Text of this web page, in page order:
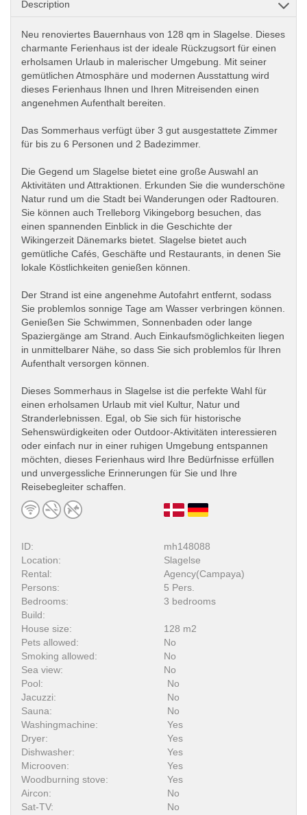
Description
Neu renoviertes Bauernhaus von 128 qm in Slagelse. Dieses
charmante Ferienhaus ist der ideale Rückzugsort für einen
erholsamen Urlaub in malerischer Umgebung. Mit seiner
gemütlichen Atmosphäre und modernen Ausstattung wird
dieses Ferienhaus Ihnen und Ihren Mitreisenden einen
angenehmen Aufenthalt bereiten.
Das Sommerhaus verfügt über 3 gut ausgestattete Zimmer
für bis zu 6 Personen und 2 Badezimmer.
Die Gegend um Slagelse bietet eine große Auswahl an
Aktivitäten und Attraktionen. Erkunden Sie die wunderschöne
Natur rund um die Stadt bei Wanderungen oder Radtouren.
Sie können auch Trelleborg Vikingeborg besuchen, das
einen spannenden Einblick in die Geschichte der
Wikingerzeit Dänemarks bietet. Slagelse bietet auch
gemütliche Cafés, Geschäfte und Restaurants, in denen Sie
lokale Köstlichkeiten genießen können.
Der Strand ist eine angenehme Autofahrt entfernt, sodass
Sie problemlos sonnige Tage am Wasser verbringen können.
Genießen Sie Schwimmen, Sonnenbaden oder lange
Spaziergänge am Strand. Auch Einkaufsmöglichkeiten liegen
in unmittelbarer Nähe, so dass Sie sich problemlos für Ihren
Aufenthalt versorgen können.
Dieses Sommerhaus in Slagelse ist die perfekte Wahl für
einen erholsamen Urlaub mit viel Kultur, Natur und
Stranderlebnissen. Egal, ob Sie sich für historische
Sehenswürdigkeiten oder Outdoor-Aktivitäten interessieren
oder einfach nur in einer ruhigen Umgebung entspannen
möchten, dieses Ferienhaus wird Ihre Bedürfnisse erfüllen
und unvergessliche Erinnerungen für Sie und Ihre
Reisebegleiter schaffen.
ID:
mh148088
Location:
Slagelse
Rental:
Agency(Campaya)
Persons:
5 Pers.
Bedrooms:
3 bedrooms
Build:
House size:
128 m2
Pets allowed:
No
Smoking allowed:
No
Sea view:
No
Pool:
No
Jacuzzi:
No
Sauna:
No
Washingmachine:
Yes
Dryer:
Yes
Dishwasher:
Yes
Microoven:
Yes
Woodburning stove:
Yes
Aircon:
No
Sat-TV:
No